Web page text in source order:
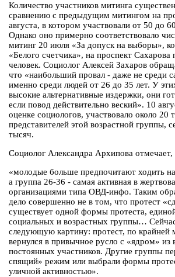
Количество участников митинга
сравнению с предыдущим митингом на
августа, в котором участвовали от 50 до
Однако оно примерно соответствовало
митинг 20 июля «За допуск на выборы»,
«Белого счетчика», на проспект
человек. Социолог Алексей Захаров
что «наибольший провал - даже не среди
именно среди людей от 26 до 35 лет. У
высокие альтернативные издержки, они
если повод действительно веский». 10
оценке социологов, участвовало около 20
представителей этой возрастной группы,
тысяч.
Социолог Александра Архипова отмечает,
«молодые больше предпочитают ходить
а группа 26-36 - самая активная в
организациями типа ОВД-инфо. Таким
дело совершенно не в том, что протест
существует одной формы протеста,
социальных и возрастных группы…
следующую картину: протест, по крайней
вернулся в привычное русло с «ядром» из
постоянных участников. Другие группы
спящий» режим или выбрали формы
уличной активностью».